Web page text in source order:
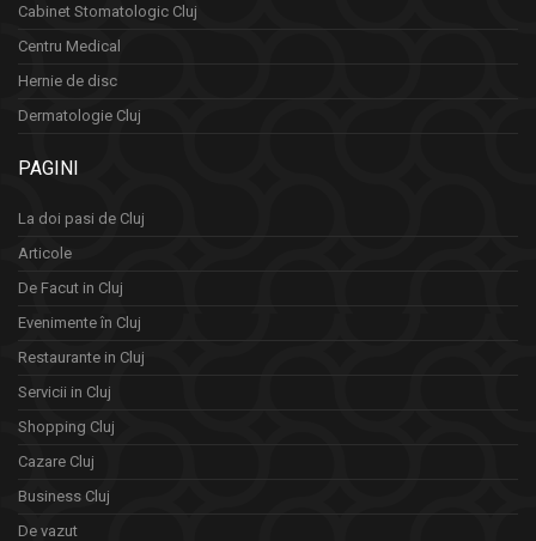
Cabinet Stomatologic Cluj
Centru Medical
Hernie de disc
Dermatologie Cluj
PAGINI
La doi pasi de Cluj
Articole
De Facut in Cluj
Evenimente în Cluj
Restaurante in Cluj
Servicii in Cluj
Shopping Cluj
Cazare Cluj
Business Cluj
De vazut